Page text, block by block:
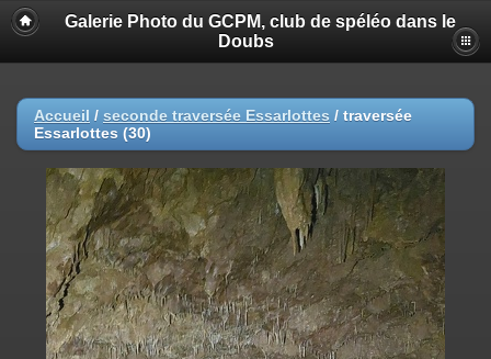
Galerie Photo du GCPM, club de spéléo dans le
Doubs
Accueil / seconde traversée Essarlottes / traversée
Essarlottes (30)